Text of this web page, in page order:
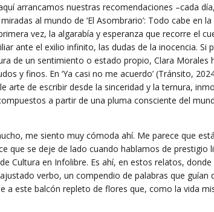
arrancamos nuestras recomendaciones –cada
al mundo de ‘El Asombrario’: Todo cabe en
vez, la algarabía y esperanza que recorre el
ante el exilio infinito, las dudas de la inocencia. Si
de un sentimiento o estado propio, Clara Morales
y finos. En ‘Ya casi no me acuerdo’ (Tránsito,
arte de escribir desde la sinceridad y la ternura,
a partir de una pluma consciente del
me siento muy cómoda ahí. Me parece que
que se deje de lado cuando hablamos de prestigio
Cultura en Infolibre. Es ahí, en estos relatos,
verbo, un compendio de palabras que guían
a este balcón repleto de flores que, como la vida